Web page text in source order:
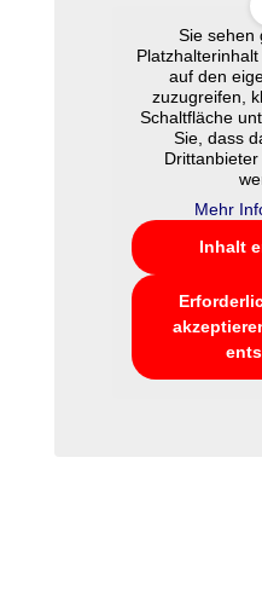
Sie sehen
Platzhalterinhalt
auf den
zuzugreifen,
Schaltfläche
Sie, dass
Mehr
Inhalt